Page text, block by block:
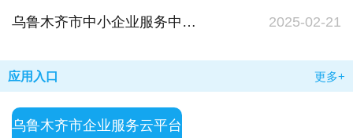
乌鲁木齐市中小企业服务中心2025年单位预算公开
2025-02-21
应用入口 更多+
乌鲁木齐市企业服务云平台